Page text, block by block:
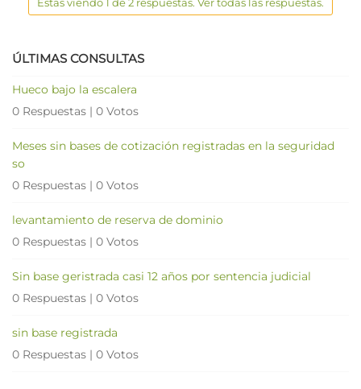
ÚLTIMAS CONSULTAS
Hueco bajo la escalera
0 Respuestas | 0 Votos
Meses sin bases de cotización registradas en la seguridad
so
0 Respuestas | 0 Votos
levantamiento de reserva de dominio
0 Respuestas | 0 Votos
Sin base geristrada casi 12 años por sentencia judicial
0 Respuestas | 0 Votos
sin base registrada
0 Respuestas | 0 Votos